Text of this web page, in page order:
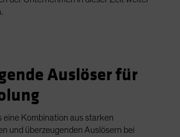
Auslöser für
eine Kombination aus starken
und überzeugenden Auslösern bei